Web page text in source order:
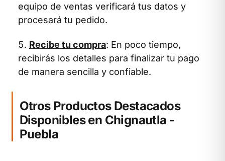
equipo de ventas verificará tus datos y
procesará tu pedido.
Recibe tu compra: En poco tiempo,
recibirás los detalles para finalizar tu pago
de manera sencilla y confiable.
Otros Productos Destacados
Disponibles en Chignautla -
Puebla